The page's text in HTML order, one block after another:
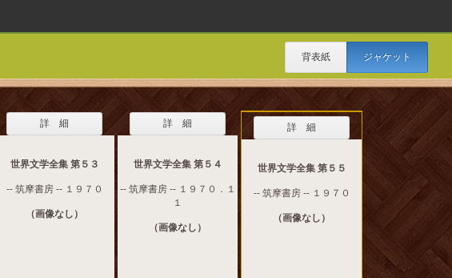
背表紙 ジャケット
詳 細
世界文学全集 第５３
-- 筑摩書房 -- １９７０
（画像なし）
詳 細
世界文学全集 第５４
-- 筑摩書房 -- １９７０．１
１
（画像なし）
詳 細
世界文学全集 第５５
-- 筑摩書房 -- １９７０
（画像なし）